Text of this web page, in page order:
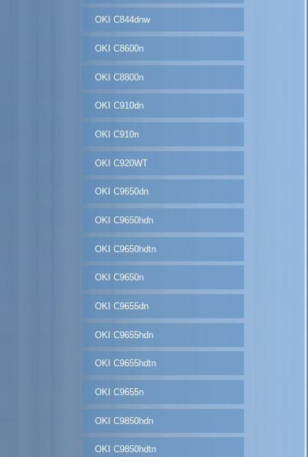
OKI C844dnw
OKI C8600n
OKI C8800n
OKI C910dn
OKI C910n
OKI C920WT
OKI C9650dn
OKI C9650hdn
OKI C9650hdtn
OKI C9650n
OKI C9655dn
OKI C9655hdn
OKI C9655hdtn
OKI C9655n
OKI C9850hdn
OKI C9850hdtn